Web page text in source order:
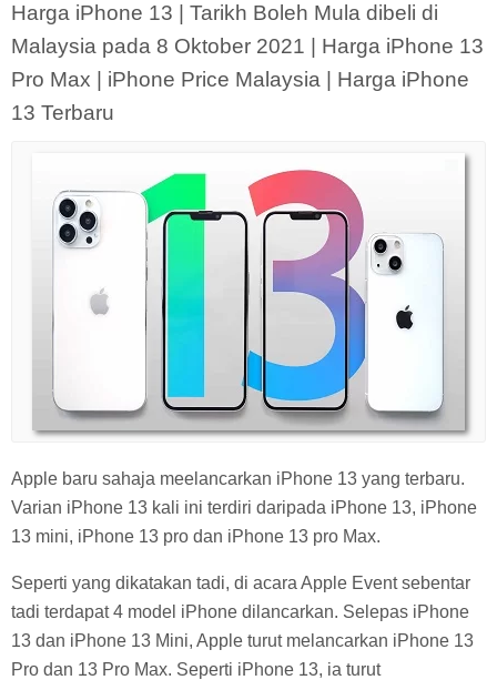
Harga iPhone 13 | Tarikh Boleh Mula dibeli di
Malaysia pada 8 Oktober 2021 | Harga iPhone 13
Pro Max | iPhone Price Malaysia | Harga iPhone
13 Terbaru
Apple baru sahaja meelancarkan iPhone 13 yang terbaru.
Varian iPhone 13 kali ini terdiri daripada iPhone 13, iPhone
13 mini, iPhone 13 pro dan iPhone 13 pro Max.
Seperti yang dikatakan tadi, di acara Apple Event sebentar
tadi terdapat 4 model iPhone dilancarkan. Selepas iPhone
13 dan iPhone 13 Mini, Apple turut melancarkan iPhone 13
Pro dan 13 Pro Max. Seperti iPhone 13, ia turut